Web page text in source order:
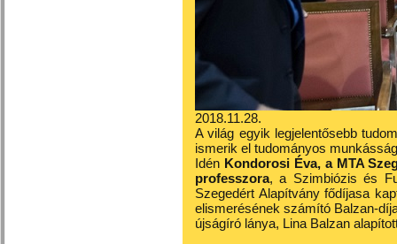
2018.11.28.
A világ egyik legjelentősebb
ismerik el tudományos
Idén Kondorosi Éva, a MTA
professzora, a Szimbiózis és
Szegedért Alapítvány fődíjasa
elismerésének számító Balzan-
újságíró lánya, Lina Balzan